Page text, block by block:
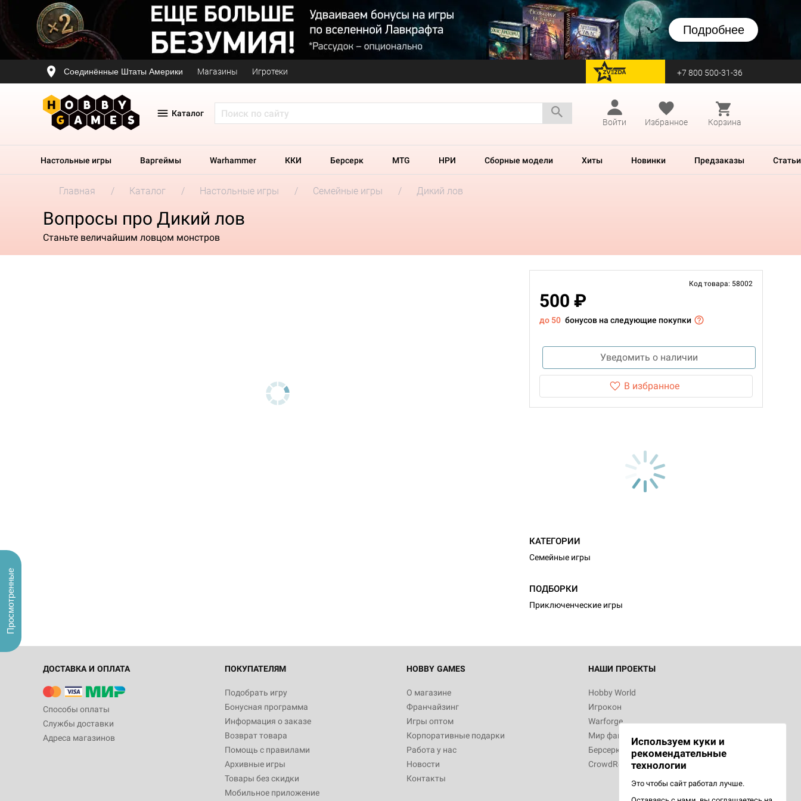
Подробнее
Соединённые Штаты Америки Магазины Игротеки перейти на Zvezda +7 800 500-31-36
Каталог
Войти
Избранное Корзина
Настольные игры Варгеймы Warhammer ККИ Берсерк MTG НРИ Сборные модели Хиты Новинки Предзаказы Статьи
Главная Каталог Настольные игры Семейные игры Дикий лов
Вопросы про Дикий лов
Станьте величайшим ловцом монстров
Код товара: 58002
500 ₽
до 50 бонусов на следующие покупки
Уведомить о наличии
В избранное
КАТЕГОРИИ
Семейные игры
ПОДБОРКИ
Приключенческие игры
ДОСТАВКА И ОПЛАТА
Способы оплаты
Службы доставки
Адреса магазинов
ПОКУПАТЕЛЯМ
Подобрать игру
Бонусная программа
Информация о заказе
Возврат товара
Помощь с правилами
Архивные игры
Товары без скидки
Мобильное приложение
HOBBY GAMES
О магазине
Франчайзинг
Игры оптом
Корпоративные подарки
Работа у нас
Новости
Контакты
НАШИ ПРОЕКТЫ
Hobby World
Игрокон
Warforge
Мир фантастики
Берсерк
CrowdRepublic
Используем куки и
рекомендательные
технологии
Это чтобы сайт работал лучше.
Просмотренные
Настольная игра Hobby World Монстры
Белая смерть
12 990
Настольная игра Hobby World Ужас
3 490